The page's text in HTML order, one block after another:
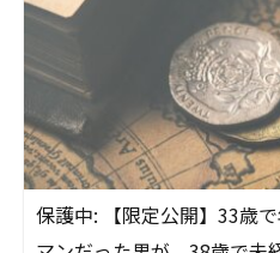
保護中: 【限定公開】33歳